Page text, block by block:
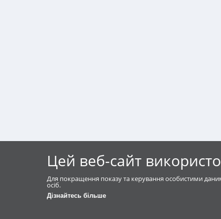
Цей веб-сайт
Для покращення показу та керування особистими
осіб.
Дізнайтесь більше